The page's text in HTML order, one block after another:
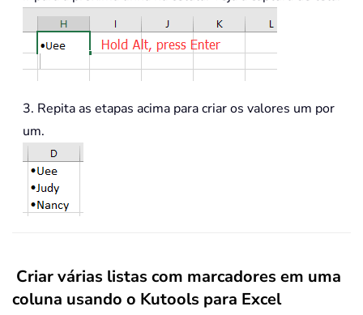
3. Repita as etapas acima para criar os valores um por
um.
Criar várias listas com marcadores em uma
coluna usando o Kutools para Excel